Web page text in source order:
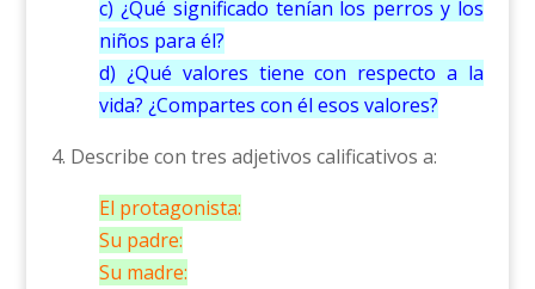
c) ¿Qué significado tenían los perros y los
niños para él?
d) ¿Qué valores tiene con respecto a la
vida? ¿Compartes con él esos valores?
4. Describe con tres adjetivos calificativos a:
El protagonista:
Su padre:
Su madre: